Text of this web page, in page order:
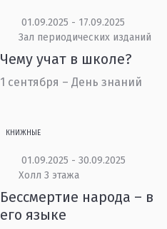
01.09.2025 - 17.09.2025
Зал периодических изданий
Чему учат в школе?
1 сентября – День знаний
КНИЖНЫЕ
01.09.2025 - 30.09.2025
Холл 3 этажа
Бессмертие народа – в
его языке